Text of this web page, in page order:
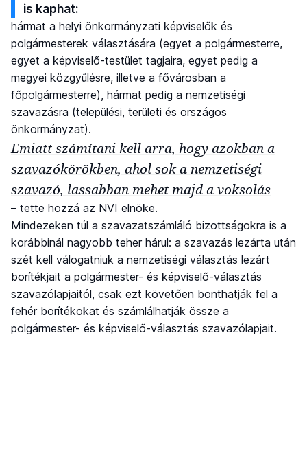
is kaphat:
hármat a helyi önkormányzati képviselők és
polgármesterek választására (egyet a polgármesterre,
egyet a képviselő-testület tagjaira, egyet pedig a
megyei közgyűlésre, illetve a fővárosban a
főpolgármesterre), hármat pedig a nemzetiségi
szavazásra (települési, területi és országos
önkormányzat).
Emiatt számítani kell arra, hogy azokban a
szavazókörökben, ahol sok a nemzetiségi
szavazó, lassabban mehet majd a voksolás
– tette hozzá az NVI elnöke.
Mindezeken túl a szavazatszámláló bizottságokra is a
korábbinál nagyobb teher hárul: a szavazás lezárta után
szét kell válogatniuk a nemzetiségi választás lezárt
borítékjait a polgármester- és képviselő-választás
szavazólapjaitól, csak ezt követően bonthatják fel a
fehér borítékokat és számlálhatják össze a
polgármester- és képviselő-választás szavazólapjait.